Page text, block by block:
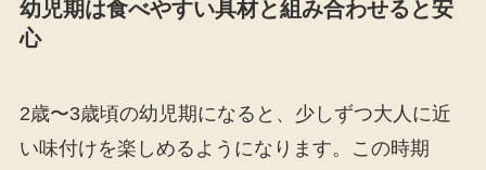
幼児期は食べやすい具材と組み合わせると安
心
2歳〜3歳頃の幼児期になると、少しずつ大人に近
い味付けを楽しめるようになります。この時期